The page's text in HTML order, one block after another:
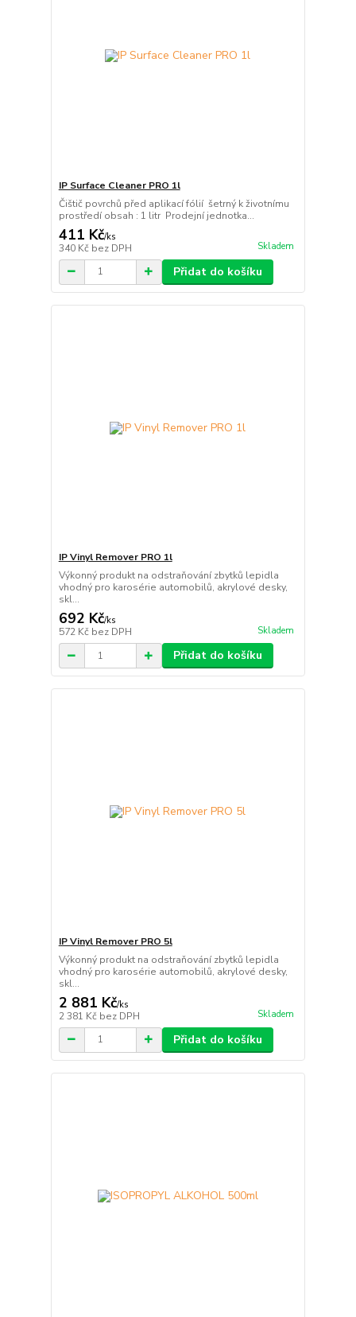
IP Surface Cleaner PRO 1l
Čištič povrchů před aplikací fólií šetrný k životnímu
prostředí obsah : 1 litr Prodejní jednotka...
411 Kč/ks
340 Kč bez DPH Skladem
Přidat do košíku
IP Vinyl Remover PRO 1l
Výkonný produkt na odstraňování zbytků lepidla
vhodný pro karosérie automobilů, akrylové desky,
skl...
692 Kč/ks
572 Kč bez DPH Skladem
Přidat do košíku
IP Vinyl Remover PRO 5l
Výkonný produkt na odstraňování zbytků lepidla
vhodný pro karosérie automobilů, akrylové desky,
skl...
2 881 Kč/ks
2 381 Kč bez DPH Skladem
Přidat do košíku